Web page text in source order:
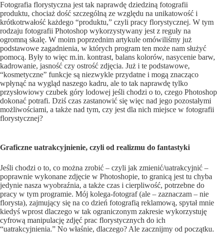
Fotografia florystyczna jest tak naprawdę dziedziną fotografii
produktu, chociaż dość szczególną ze względu na unikatowość i
krótkotrwałość każdego “produktu,” czyli pracy florystycznej. W tym
rodzaju fotografii Photoshop wykorzystywany jest z reguły na
ogromną skalę. W moim poprzednim artykule omówiliśmy już
podstawowe zagadnienia, w których program ten może nam służyć
pomocą. Były to więc m.in. kontrast, balans kolorów, nasycenie barw,
kadrowanie, jasność czy ostrość zdjęcia. Już i te podstawowe,
“kosmetyczne” funkcje są niezwykle przydatne i mogą znacząco
wpłynąć na wygląd naszego kadru, ale to tak naprawdę tylko
przysłowiowy czubek góry lodowej jeśli chodzi o to, czego Photoshop
dokonać potrafi. Dziś czas zastanowić się więc nad jego pozostałymi
możliwościami, a także nad tym, czy jest dla nich miejsce w fotografii
florystycznej?
Graficzne uatrakcyjnienie, czyli od realizmu do fantastyki
Jeśli chodzi o to, co można zrobić – czyli jak zmienić/uatrakcyjnić –
poprawnie wykonane zdjęcie w Photoshopie, to granicą jest tu chyba
jedynie nasza wyobraźnia, a także czas i cierpliwość, potrzebne do
pracy w tym programie. Mój kolega-fotograf (ale – zaznaczam – nie
florysta), zajmujący się na co dzień fotografią reklamową, spytał mnie
kiedyś wprost dlaczego w tak ograniczonym zakresie wykorzystuję
cyfrową manipulację zdjęć prac florystycznych do ich
“uatrakcyjnienia.” No właśnie, dlaczego? Ale zacznijmy od początku.